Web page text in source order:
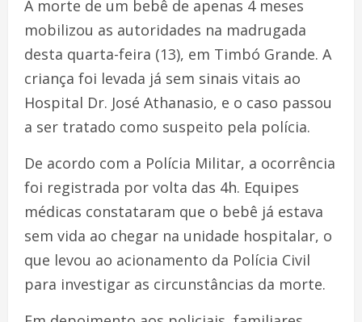
A morte de um bebê de apenas 4 meses
mobilizou as autoridades na madrugada
desta quarta-feira (13), em Timbó Grande. A
criança foi levada já sem sinais vitais ao
Hospital Dr. José Athanasio, e o caso passou
a ser tratado como suspeito pela polícia.
De acordo com a Polícia Militar, a ocorrência
foi registrada por volta das 4h. Equipes
médicas constataram que o bebê já estava
sem vida ao chegar na unidade hospitalar, o
que levou ao acionamento da Polícia Civil
para investigar as circunstâncias da morte.